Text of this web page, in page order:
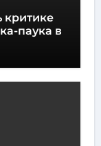
критике
паука в